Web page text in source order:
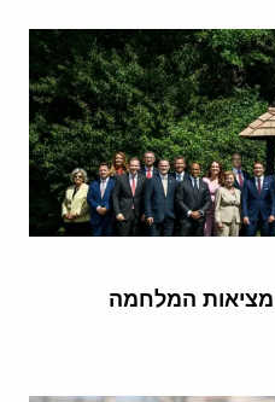
מציאות המלחמה